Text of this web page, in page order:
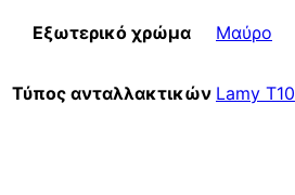
Εξωτερικό χρώμα Μαύρο
Τύπος ανταλλακτικών Lamy T10